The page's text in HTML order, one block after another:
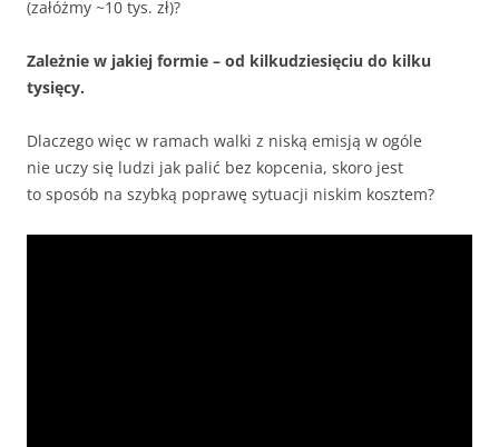
(załóżmy ~10 tys. zł)?
Zależnie w jakiej formie – od kilkudziesięciu do kilku
tysięcy.
Dlaczego więc w ramach walki z niską emisją w ogóle
nie uczy się ludzi jak palić bez kopcenia, skoro jest
to sposób na szybką poprawę sytuacji niskim kosztem?